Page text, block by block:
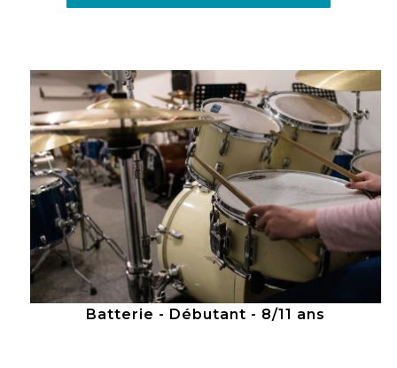
Batterie - Débutant - 8/11 ans